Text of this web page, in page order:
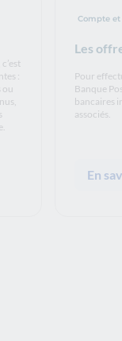
:
ou
Les
Compte et
Pour
Banque
bancaires
associés.
En
Postale